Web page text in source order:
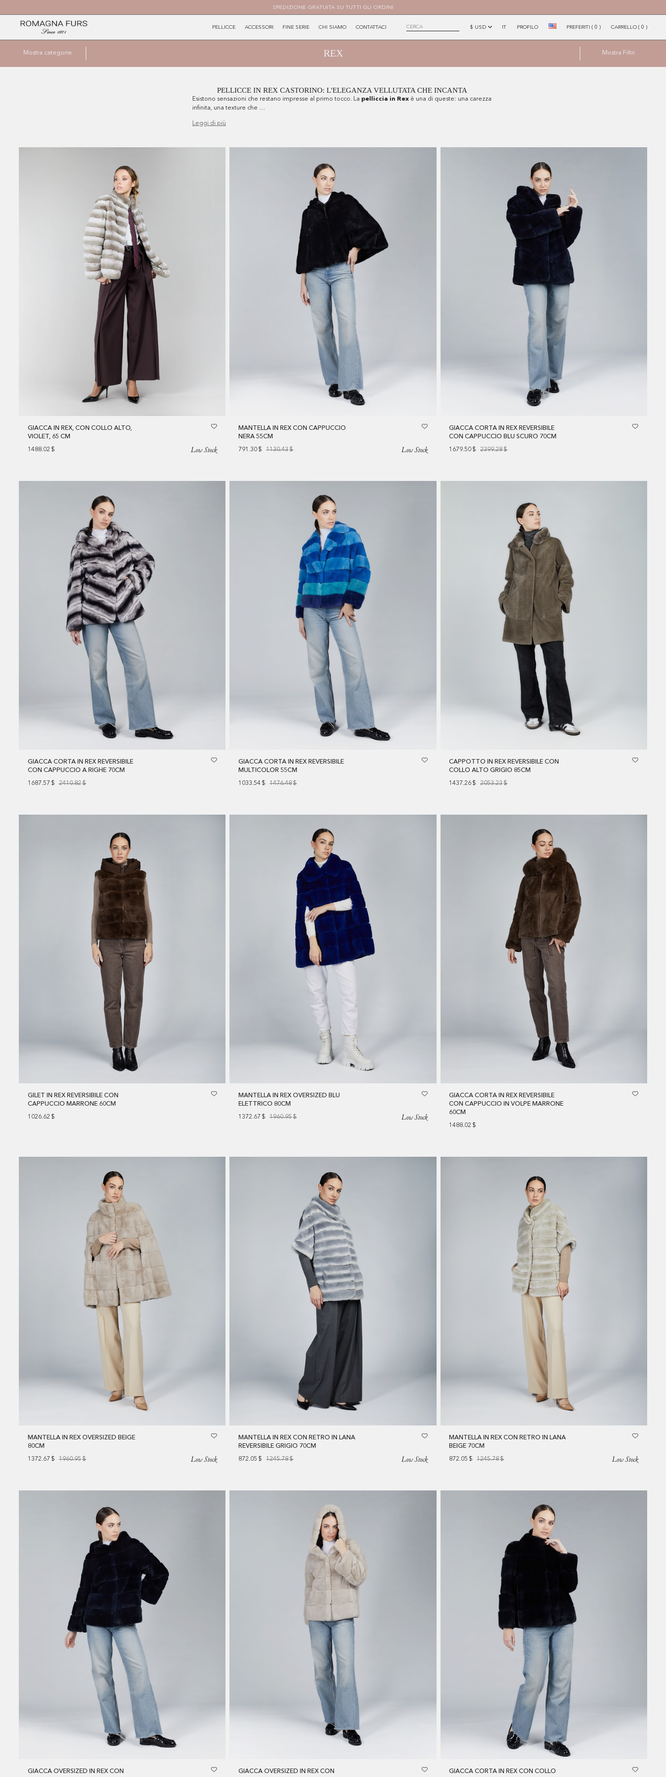
SPEDIZIONE GRATUITA SU TUTTI GLI ORDINI
PELLICCE ACCESSORI FINE SERIE CHI SIAMO CONTATTACI $ USD IT PROFILO PREFERITI (0 ) CARRELLO (0 )
Mostra categorie REX Mostra Filtri
PELLICCE IN REX CASTORINO: L'ELEGANZA VELLUTATA CHE INCANTA
Esistono sensazioni che restano impresse al primo tocco. La pelliccia in Rexè una di queste: una carezza
infinita, una texture che …
leggi di più
GIACCA IN REX, CON COLLO ALTO,
VIOLET, 65 CM
1488.02 $ Low Stock
MANTELLA IN REX CON CAPPUCCIO
NERA 55CM
791.30 $ 1130.43$ Low Stock
GIACCA CORTA IN REX REVERSIBILE
CON CAPPUCCIO BLU SCURO 70CM
1679.50 $ 2399.28$
GIACCA CORTA IN REX REVERSIBILE
CON CAPPUCCIO A RIGHE 70CM
1687.57 $ 2410.82$
GIACCA CORTA IN REX REVERSIBILE
MULTICOLOR 55CM
1033.54 $ 1476.48$
CAPPOTTO IN REX REVERSIBILE CON
COLLO ALTO GRIGIO 85CM
1437.26 $ 2053.23$
GILET IN REX REVERSIBILE CON
CAPPUCCIO MARRONE 60CM
1026.62 $
MANTELLA IN REX OVERSIZED BLU
ELETTRICO 80CM
1372.67 $ 1960.95$ Low Stock
GIACCA CORTA IN REX REVERSIBILE
CON CAPPUCCIO IN VOLPE MARRONE
60CM
1488.02 $
MANTELLA IN REX OVERSIZED BEIGE
80CM
1372.67 $ 1960.95$ Low Stock
MANTELLA IN REX CON RETRO IN LANA
REVERSIBILE GRIGIO 70CM
872.05 $ 1245.78$ Low Stock
MANTELLA IN REX CON RETRO IN LANA
BEIGE 70CM
872.05 $ 1245.78$ Low Stock
GIACCA OVERSIZED IN REX CON GIACCA OVERSIZED IN REX CON GIACCA CORTA IN REX CON COLLO